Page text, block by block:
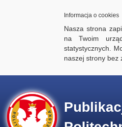
Informacja o cookies
Nasza strona
na Twoim
statystycznych.
naszej strony bez